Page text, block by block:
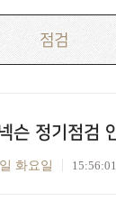
점검
슨 정기점검
화요일 15:56:01